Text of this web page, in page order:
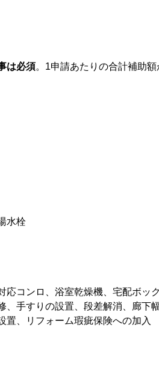
は必須。1申請あたりの合計補助
水栓
コンロ、浴室乾燥機、宅配ボッ
手すりの設置、段差解消、廊下
置、リフォーム瑕疵保険への加入